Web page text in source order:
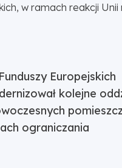
w ramach reakcji
Europejskich
kolejne
ograniczania